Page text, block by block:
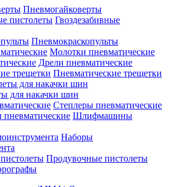
Пневмогайковерты
Гвоздезабивные
Пневмокраскопульты
Молотки пневматические
Дрели пневматические
Пневматические трещетки
для накачки шин
Степлеры пневматические
Шлифмашины
Наборы
Продувочные пистолеты